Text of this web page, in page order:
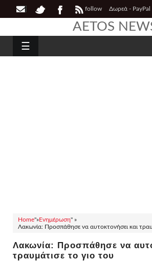
follow Δωρεά - PayPal
AETOS
☰
Home"»Ενημέρωση" »
Λακωνία: Προσπάθησε να αυτοκτονήσει και
Λακωνία: Προσπάθησε να
τραυμάτισε το γιο του